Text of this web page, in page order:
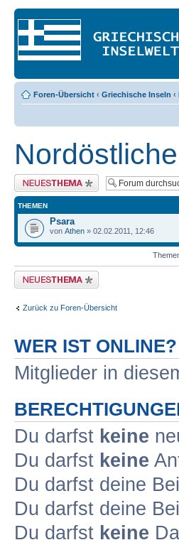
Foren-Übersicht ‹ Griechische Inseln ‹
Neues Thema erstellen
THEMEN
Psara
von Athen » 02.02.2011, 12:46
Neues Thema erstellen
Zurück zu Foren-Übersicht
WER IST ONLINE?
Mitglieder in
Du darfst keine
Du darfst keine
Du darfst deine
Du darfst deine
Du darfst keine